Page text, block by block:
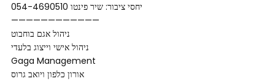
יחסי ציבור: שיר פינטו 054-4690510
————————————
ניהול אגם בוחבוט
ניהול אישי וייצוג בלעדי
Gaga Management
אורון כלפון ויואב גרוס